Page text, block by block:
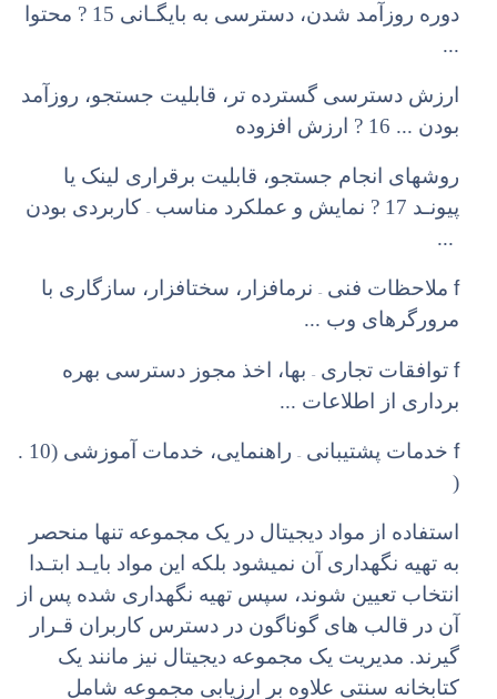
دوره روزآمد شدن، دسترسی به بایگـانی 15
? محتوا
...
ارزش دسترسی گسترده تر، قابلیت جستجو، روزآمد
بودن ... 16
? ارزش افز وده
روشهای انجام جستجو، قابلیت برقراری لینک یا
پیونـد 17
? نمایش و عملکرد مناسب – کاربردی بودن
...
fملاحظات فنی –نرمافزار، سختافزار، سازگاری با
مرورگرهای وب ...
fتوافقات تجاری –بها، اخذ مجوز دسترسی بهره
برداری از اطلاعات ...
fخدمات پشتیبانی –
راهنمایی، خدمات آموزشی (10 .
(
استفاده از مواد دیجیتال در یک مجموعه تنها منحصر
به تهیه نگهداری آن نمیشود بلکه این مواد بایـد ابتـدا
انتخاب تعیین شوند، سپس تهیه نگهداری شده پس از
آن در قالب های گوناگون در دسترس کاربران قـرار
گیرند. مدیریت یک مجموعه دیجیتال نیز مانند یک
کتابخانه سنتی علاوه بر ارزیابی مجموعه شامل